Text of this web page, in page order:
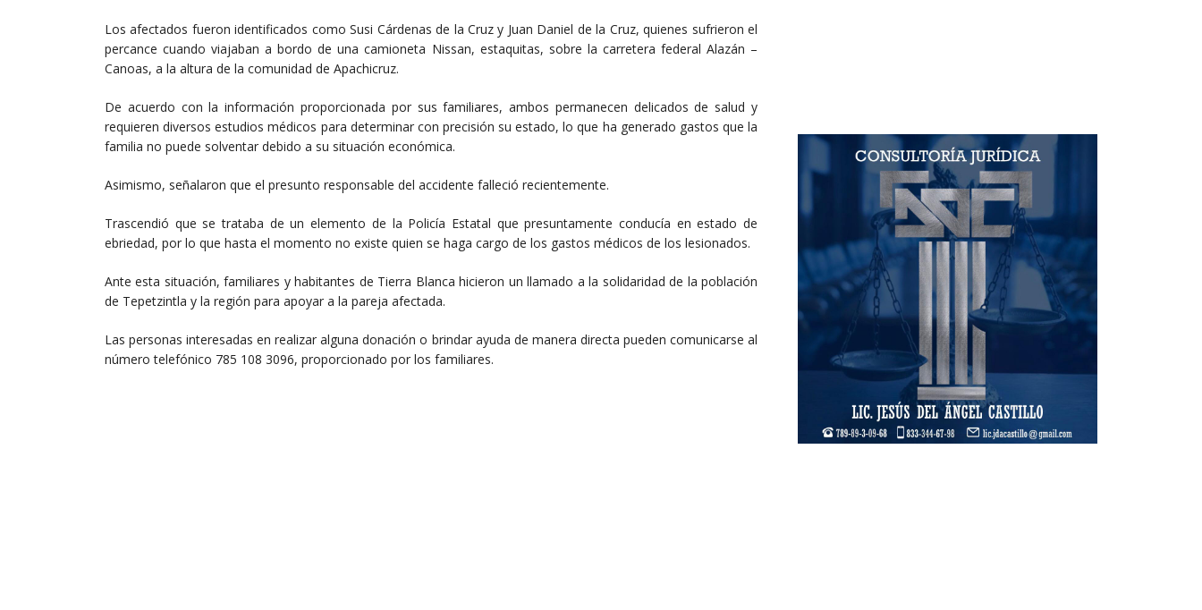
Los afectados fueron identificados como Susi Cárdenas de la Cruz y Juan Daniel de la Cruz, quienes sufrieron el
percance cuando viajaban a bordo de una camioneta Nissan, estaquitas, sobre la carretera federal Alazán –
Canoas, a la altura de la comunidad de Apachicruz.
De acuerdo con la información proporcionada por sus familiares, ambos permanecen delicados de salud y
requieren diversos estudios médicos para determinar con precisión su estado, lo que ha generado gastos que la
familia no puede solventar debido a su situación económica.
Asimismo, señalaron que el presunto responsable del accidente falleció recientemente.
Trascendió que se trataba de un elemento de la Policía Estatal que presuntamente conducía en estado de
ebriedad, por lo que hasta el momento no existe quien se haga cargo de los gastos médicos de los lesionados.
Ante esta situación, familiares y habitantes de Tierra Blanca hicieron un llamado a la solidaridad de la población
de Tepetzintla y la región para apoyar a la pareja afectada.
Las personas interesadas en realizar alguna donación o brindar ayuda de manera directa pueden comunicarse al
número telefónico 785 108 3096, proporcionado por los familiares.